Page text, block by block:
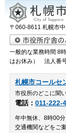
〒060-8611 札幌市
一般的な業務時間 8
はお休み） 法人番
札幌市コールセ
市役所のどこに聞
電話： 011-222-
年中無休、8時00
交通機関などをご